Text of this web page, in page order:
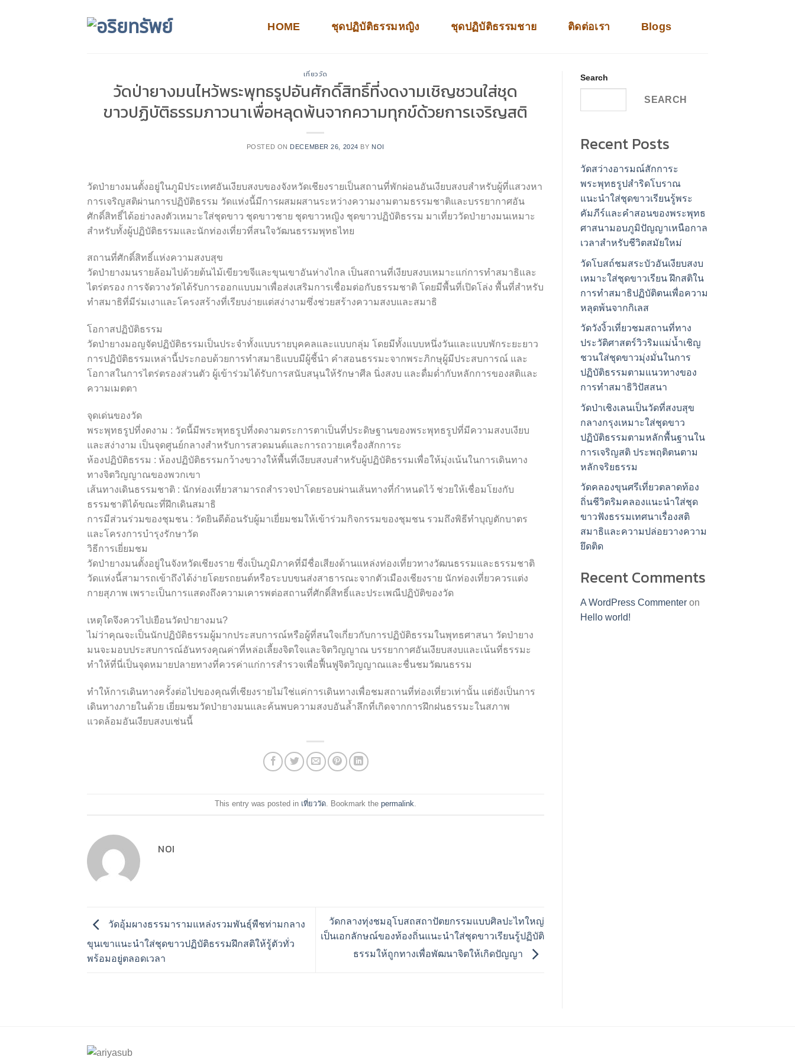
HOME ชุดปฏิบัติธรรมหญิง ชุดปฏิบัติธรรมชาย ติดต่อเรา Blogs
เที่ยววัด
วัดป่ายางมนไหว้พระพุทธรูปอันศักดิ์สิทธิ์ที่งดงามเชิญชวนใส่ชุด
ขาวปฏิบัติธรรมภาวนาเพื่อหลุดพ้นจากความทุกข์ด้วยการเจริญสติ
POSTED ON DECEMBER 26, 2024 BY NOI
วัดป่ายางมนตั้งอยู่ในภูมิประเทศอันเงียบสงบของจังหวัดเชียงรายเป็นสถานที่พักผ่อนอันเงียบสงบสำหรับผู้ที่แสวงหา
การเจริญสติผ่านการปฏิบัติธรรม วัดแห่งนี้มีการผสมผสานระหว่างความงามตามธรรมชาติและบรรยากาศอัน
ศักดิ์สิทธิ์ได้อย่างลงตัวเหมาะใส่ชุดขาว ชุดขาวชาย ชุดขาวหญิง ชุดขาวปฏิบัติธรรม มาเที่ยววัดป่ายางมนเหมาะ
สำหรับทั้งผู้ปฏิบัติธรรมและนักท่องเที่ยวที่สนใจวัฒนธรรมพุทธไทย
สถานที่ศักดิ์สิทธิ์แห่งความสงบสุข
วัดป่ายางมนรายล้อมไปด้วยต้นไม้เขียวขจีและขุนเขาอันห่างไกล เป็นสถานที่เงียบสงบเหมาะแก่การทำสมาธิและ
ไตร่ตรอง การจัดวางวัดได้รับการออกแบบมาเพื่อส่งเสริมการเชื่อมต่อกับธรรมชาติ โดยมีพื้นที่เปิดโล่ง พื้นที่สำหรับ
ทำสมาธิที่มีร่มเงาและโครงสร้างที่เรียบง่ายแต่สง่างามซึ่งช่วยสร้างความสงบและสมาธิ
โอกาสปฏิบัติธรรม
วัดป่ายางมอญจัดปฏิบัติธรรมเป็นประจำทั้งแบบรายบุคคลและแบบกลุ่ม โดยมีทั้งแบบหนึ่งวันและแบบพักระยะยาว
การปฏิบัติธรรมเหล่านี้ประกอบด้วยการทำสมาธิแบบมีผู้ชี้นำ คำสอนธรรมะจากพระภิกษุผู้มีประสบการณ์ และ
โอกาสในการไตร่ตรองส่วนตัว ผู้เข้าร่วมได้รับการสนับสนุนให้รักษาศีล นิ่งสงบ และดื่มด่ำกับหลักการของสติและ
ความเมตตา
จุดเด่นของวัด
พระพุทธรูปที่งดงาม : วัดนี้มีพระพุทธรูปที่งดงามตระการตาเป็นที่ประดิษฐานของพระพุทธรูปที่มีความสงบเงียบ
และสง่างาม เป็นจุดศูนย์กลางสำหรับการสวดมนต์และการถวายเครื่องสักการะ
ห้องปฏิบัติธรรม : ห้องปฏิบัติธรรมกว้างขวางให้พื้นที่เงียบสงบสำหรับผู้ปฏิบัติธรรมเพื่อให้มุ่งเน้นในการเดินทาง
ทางจิตวิญญาณของพวกเขา
เส้นทางเดินธรรมชาติ : นักท่องเที่ยวสามารถสำรวจป่าโดยรอบผ่านเส้นทางที่กำหนดไว้ ช่วยให้เชื่อมโยงกับ
ธรรมชาติได้ขณะที่ฝึกเดินสมาธิ
การมีส่วนร่วมของชุมชน : วัดยินดีต้อนรับผู้มาเยี่ยมชมให้เข้าร่วมกิจกรรมของชุมชน รวมถึงพิธีทำบุญตักบาตร
และโครงการบำรุงรักษาวัด
วิธีการเยี่ยมชม
วัดป่ายางมนตั้งอยู่ในจังหวัดเชียงราย ซึ่งเป็นภูมิภาคที่มีชื่อเสียงด้านแหล่งท่องเที่ยวทางวัฒนธรรมและธรรมชาติ
วัดแห่งนี้สามารถเข้าถึงได้ง่ายโดยรถยนต์หรือระบบขนส่งสาธารณะจากตัวเมืองเชียงราย นักท่องเที่ยวควรแต่ง
กายสุภาพ เพราะเป็นการแสดงถึงความเคารพต่อสถานที่ศักดิ์สิทธิ์และประเพณีปฏิบัติของวัด
เหตุใดจึงควรไปเยือนวัดป่ายางมน?
ไม่ว่าคุณจะเป็นนักปฏิบัติธรรมผู้มากประสบการณ์หรือผู้ที่สนใจเกี่ยวกับการปฏิบัติธรรมในพุทธศาสนา วัดป่ายาง
มนจะมอบประสบการณ์อันทรงคุณค่าที่หล่อเลี้ยงจิตใจและจิตวิญญาณ บรรยากาศอันเงียบสงบและเน้นที่ธรรมะ
ทำให้ที่นี่เป็นจุดหมายปลายทางที่ควรค่าแก่การสำรวจเพื่อฟื้นฟูจิตวิญญาณและชื่นชมวัฒนธรรม
ทำให้การเดินทางครั้งต่อไปของคุณที่เชียงรายไม่ใช่แค่การเดินทางเพื่อชมสถานที่ท่องเที่ยวเท่านั้น แต่ยังเป็นการ
เดินทางภายในด้วย เยี่ยมชมวัดป่ายางมนและค้นพบความสงบอันล้ำลึกที่เกิดจากการฝึกฝนธรรมะในสภาพ
แวดล้อมอันเงียบสงบเช่นนี้
This entry was posted in เที่ยววัด. Bookmark the permalink
NOI
วัดอุ้มผางธรรมารามแหล่งรวมพันธุ์พืชท่ามกลาง
ขุนเขาแนะนำใส่ชุดขาวปฏิบัติธรรมฝึกสติให้รู้ตัวทั่ว
พร้อมอยู่ตลอดเวลา
วัดกลางทุ่งชมอุโบสถสถาปัตยกรรมแบบศิลปะไทใหญ่
เป็นเอกลักษณ์ของท้องถิ่นแนะนำใส่ชุดขาวเรียนรู้ปฏิบัติ
ธรรมให้ถูกทางเพื่อพัฒนาจิตให้เกิดปัญญา
Search
SEARCH
Recent Posts
วัดสว่างอารมณ์สักการะ
พระพุทธรูปสำริดโบราณ
แนะนำใส่ชุดขาวเรียนรู้พระ
คัมภีร์และคำสอนของพระพุทธ
ศาสนามอบภูมิปัญญาเหนือกาล
เวลาสำหรับชีวิตสมัยใหม่
วัดโบสถ์ชมสระบัวอันเงียบสงบ
เหมาะใส่ชุดขาวเรียน ฝึกสติใน
การทำสมาธิปฏิบัติตนเพื่อความ
หลุดพ้นจากกิเลส
วัดวังงิ้วเที่ยวชมสถานที่ทาง
ประวัติศาสตร์วิวริมแม่น้ำเชิญ
ชวนใส่ชุดขาวมุ่งมั่นในการ
ปฏิบัติธรรมตามแนวทางของ
การทำสมาธิวิปัสสนา
วัดป่าเชิงเลนเป็นวัดที่สงบสุข
กลางกรุงเหมาะใส่ชุดขาว
ปฏิบัติธรรมตามหลักพื้นฐานใน
การเจริญสติ ประพฤติตนตาม
หลักจริยธรรม
วัดคลองขุนศรีเที่ยวตลาดท้อง
ถิ่นชีวิตริมคลองแนะนำใส่ชุด
ขาวฟังธรรมเทศนาเรื่องสติ
สมาธิและความปล่อยวางความ
ยึดติด
Recent Comments
A WordPress Commenteron
Hello world!